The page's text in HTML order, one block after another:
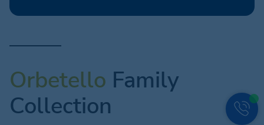
Orbetello Family
Collection